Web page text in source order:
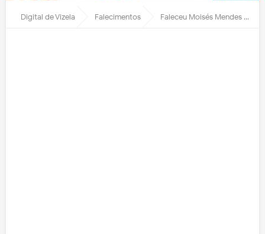
Digital de Vizela Falecimentos Faleceu Moisés Mendes da Silva